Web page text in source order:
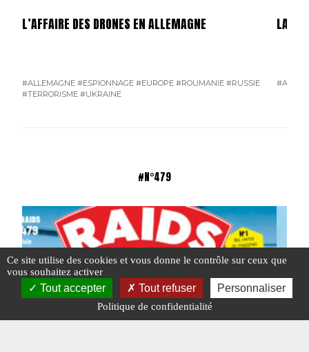
L’AFFAIRE DES DRONES EN ALLEMAGNE
#ALLEMAGNE #ESPIONNAGE #EUROPE #ROUMANIE #RUSSIE
#TERRORISME #UKRAINE
LA
#N°479
Ce site utilise des cookies et vous donne le contrôle sur ceux que
vous souhaitez activer
Tout accepter Tout refuser Personnaliser
Politique de confidentialité